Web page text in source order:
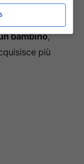
unlungo
ha
bambino,
più